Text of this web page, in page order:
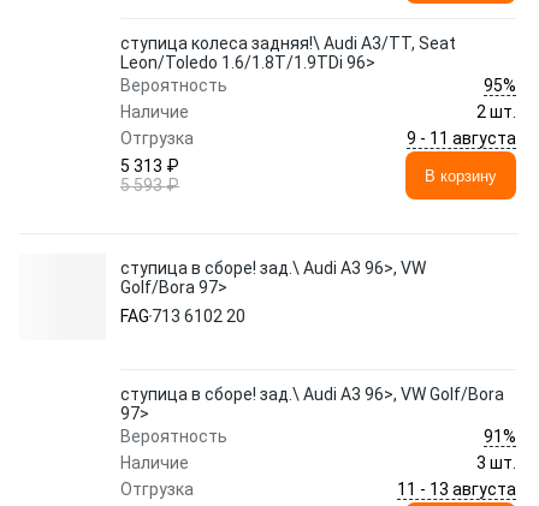
ступица колеса задняя!\ Audi A3/TT, Seat
Leon/Toledo 1.6/1.8T/1.9TDi 96>
Вероятность
95%
Наличие
2 шт.
Отгрузка
9 - 11 августа
5 313 ₽
5 593 ₽
В корзину
ступица в сборе! зад.\ Audi A3 96>, VW
Golf/Bora 97>
FAG 713 6102 20
ступица в сборе! зад.\ Audi A3 96>, VW Golf/Bora
97>
Вероятность
91%
Наличие
3 шт.
Отгрузка
11 - 13 августа